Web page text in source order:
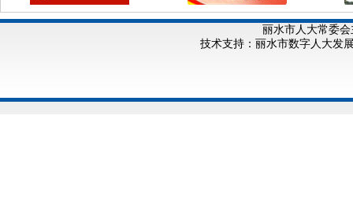
丽水市人大常委会
技术支持：丽水市数字人大发